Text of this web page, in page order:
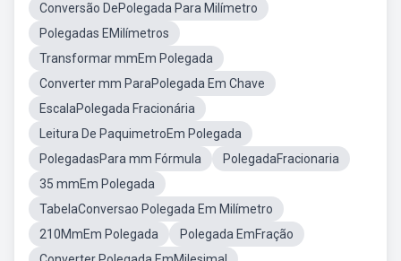
Conversão DePolegada Para Milímetro
Polegadas EMilímetros
Transformar mmEm Polegada
Converter mm ParaPolegada Em Chave
EscalaPolegada Fracionária
Leitura De PaquimetroEm Polegada
PolegadasPara mm Fórmula
PolegadaFracionaria
35 mmEm Polegada
TabelaConversao Polegada Em Milímetro
210MmEm Polegada
Polegada EmFração